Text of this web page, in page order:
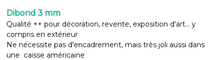
Dibond 3 mm
Qualité ++ pour décoration, revente, exposition d'art... y
compris en extérieur
Ne nécessite pas d'encadrement, mais très joli aussi dans
une caisse américaine